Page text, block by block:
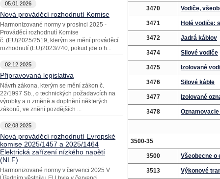
05.01.2026
Nová prováděcí rozhodnutí Komise
Harmonizované normy v prosinci 2025 -
Prováděcí rozhodnutí Komise
č. (EU)2025/2519, kterým se mění prováděcí
rozhodnutí (EU)2023/740, pokud jde o h...
02.12.2025
Připravovaná legislativa
Návrh zákona, kterým se mění zákon č.
22/1997 Sb., o technických požadavcích na
výrobky a o změně a doplnění některých
zákonů, ve znění pozdějších ...
02.08.2025
Nová prováděcí rozhodnutí Evropské
komise 2025/1457 a 2025/1464
Elektrická zařízení nízkého napětí
(NLF)
Harmonizované normy v červenci 2025 V
3470 Vodiče,
3471 Holé vodiče:
3472 Jadrá káblov
3474 Silové vodiče
3475 Izolované
3476 Silové káble
3477 Izolované
3478
3500-35
3500 Všeobecne
3513 Výkonové